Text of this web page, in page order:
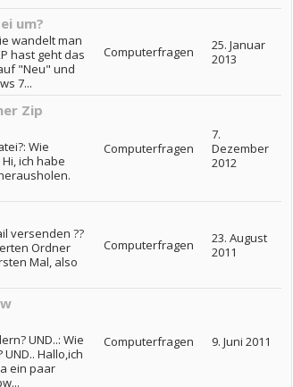
um?
wandelt man
hast geht das
"Neu" und
7...
Computerfragen
25. Januar
2013
Zip
Wie
ich habe
Computerfragen
7.
Dezember
2012
versenden ??
Ordner
Mal, also
Computerfragen
23. August
2011
UND..: Wie
Hallo,ich
ein paar
Computerfragen 9. Juni 2011